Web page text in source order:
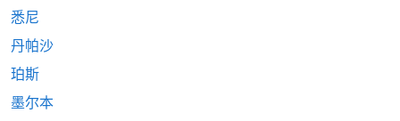
悉尼
丹帕沙
珀斯
墨尔本